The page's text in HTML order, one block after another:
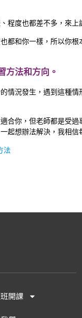
程度也都差不多，來上
都和你一樣，所以你根
方法和方向。
情況發生，遇到這種
合你，但老師都是受
起想辦法解決，我相信
法
開課